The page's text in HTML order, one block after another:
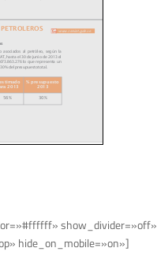
show_divider=»off»
hide_on_mobile=»on»]